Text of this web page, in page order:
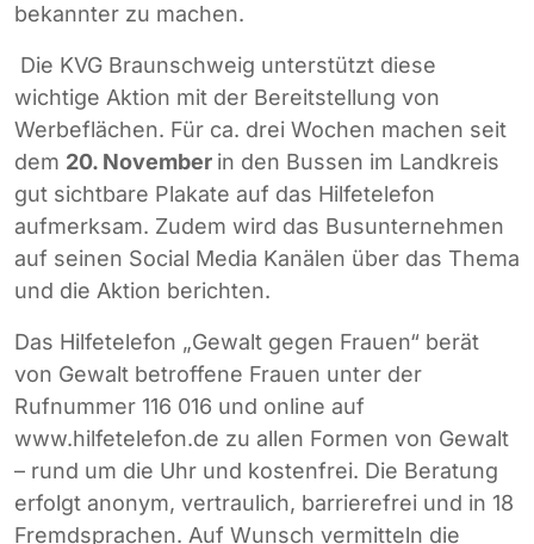
bekannter zu machen.
Die KVG Braunschweig unterstützt diese
wichtige Aktion mit der Bereitstellung von
Werbeflächen. Für ca. drei Wochen machen seit
dem 20. November in den Bussen im Landkreis
gut sichtbare Plakate auf das Hilfetelefon
aufmerksam. Zudem wird das Busunternehmen
auf seinen Social Media Kanälen über das Thema
und die Aktion berichten.
Das Hilfetelefon „Gewalt gegen Frauen“ berät
von Gewalt betroffene Frauen unter der
Rufnummer 116 016 und online auf
www.hilfetelefon.de zu allen Formen von Gewalt
– rund um die Uhr und kostenfrei. Die Beratung
erfolgt anonym, vertraulich, barrierefrei und in 18
Fremdsprachen. Auf Wunsch vermitteln die